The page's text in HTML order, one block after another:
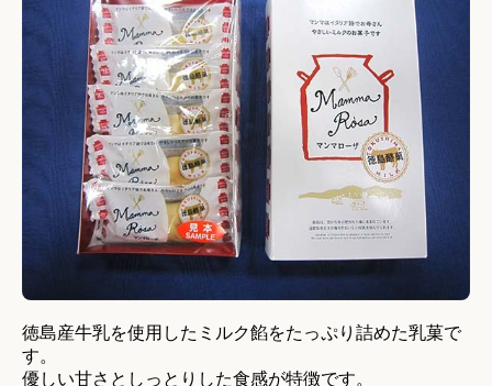
徳島産牛乳を使用したミルク餡をたっぷり詰めた乳菓で
す。
優しい甘さとしっとりした食感が特徴です。